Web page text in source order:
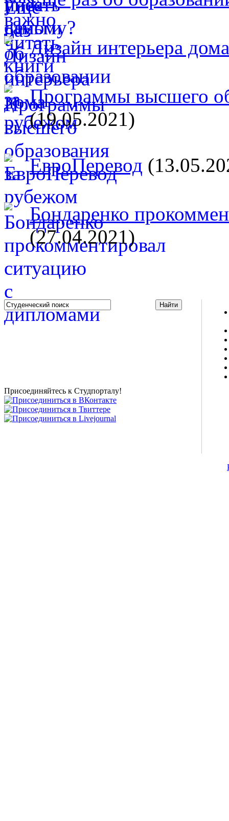
Дизайн интерьера дома
Программы высшего
(19.05.2021)
ЕвроПеревод
Бондаренко
(27.04.2021)
Studportal.net.ua - неофициальный студенческий сайт
Присоединяйтесь к Студпорталу!